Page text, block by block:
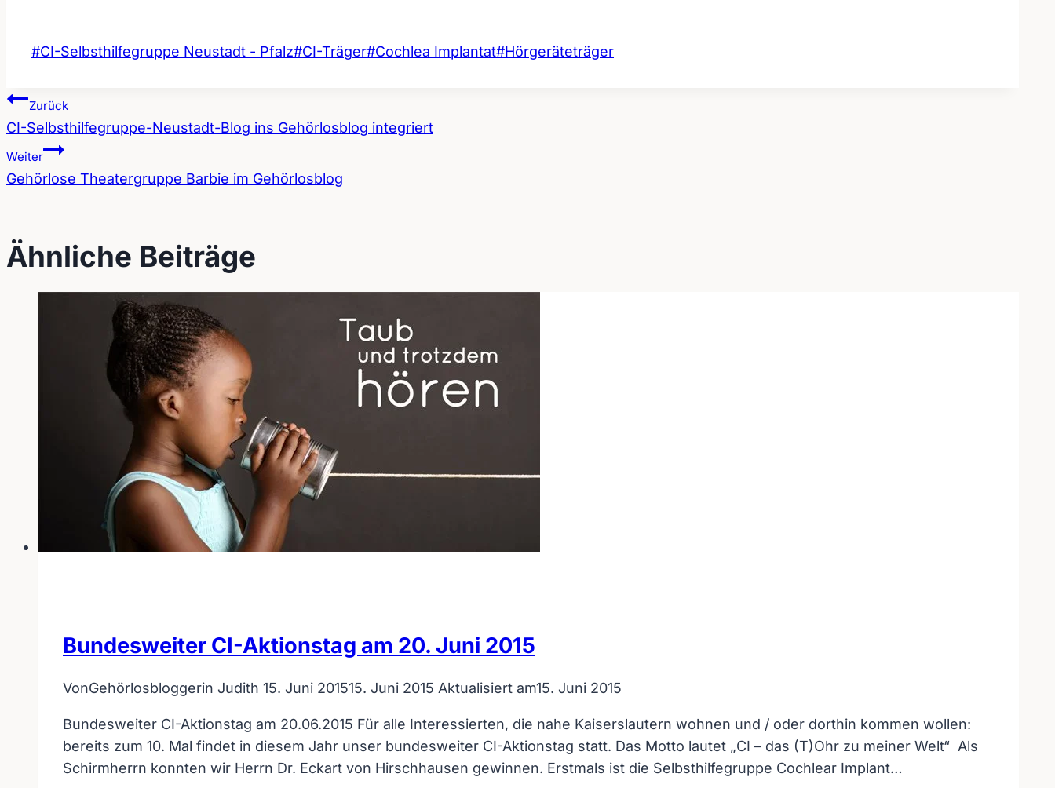
Schlagworte:
#CI-Selbsthilfegruppe Neustadt - Pfalz#CI-Träger#Cochlea Implantat#Hörgeräteträger
Beitragsnavigation
Zurück
CI-Selbsthilfegruppe-Neustadt-Blog ins Gehörlosblog integriert
Weiter
Gehörlose Theatergruppe Barbie im Gehörlosblog
Ähnliche Beiträge
Bundesweiter CI-Aktionstag am 20. Juni 2015
VonGehörlosbloggerin Judith 15. Juni 201515. Juni 2015 Aktualisiert am15. Juni 2015
Bundesweiter CI-Aktionstag am 20.06.2015 Für alle Interessierten, die nahe Kaiserslautern wohnen und / oder dorthin kommen wollen:
bereits zum 10. Mal findet in diesem Jahr unser bundesweiter CI-Aktionstag statt. Das Motto lautet „CI – das (T)Ohr zu meiner Welt“ Als
Schirmherrn konnten wir Herrn Dr. Eckart von Hirschhausen gewinnen. Erstmals ist die Selbsthilfegruppe Cochlear Implant…